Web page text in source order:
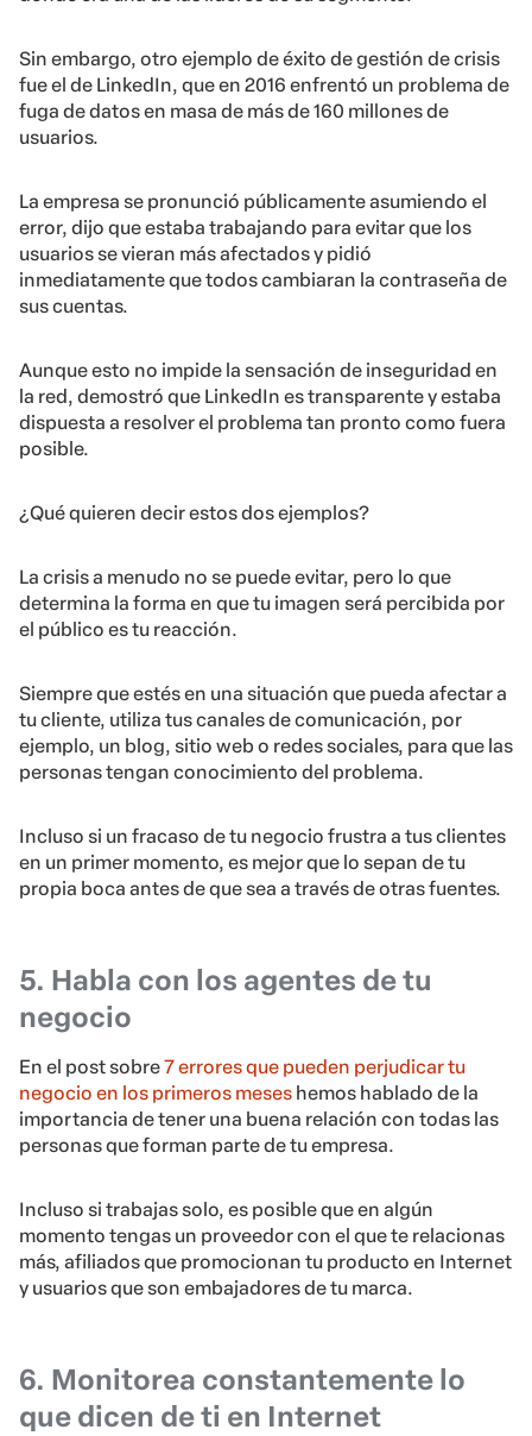
Sin embargo, otro ejemplo de éxito de gestión de crisis
fue el de LinkedIn, que en 2016 enfrentó un problema de
fuga de datos en masa de más de 160 millones de
usuarios.
La empresa se pronunció públicamente asumiendo el
error, dijo que estaba trabajando para evitar que los
usuarios se vieran más afectados y pidió
inmediatamente que todos cambiaran la contraseña de
sus cuentas.
Aunque esto no impide la sensación de inseguridad en
la red, demostró que LinkedIn es transparente y estaba
dispuesta a resolver el problema tan pronto como fuera
posible.
¿Qué quieren decir estos dos ejemplos?
La crisis a menudo no se puede evitar, pero lo que
determina la forma en que tu imagen será percibida por
el público es tu reacción.
Siempre que estés en una situación que pueda afectar a
tu cliente, utiliza tus canales de comunicación, por
ejemplo, un blog, sitio web o redes sociales, para que las
personas tengan conocimiento del problema.
Incluso si un fracaso de tu negocio frustra a tus clientes
en un primer momento, es mejor que lo sepan de tu
propia boca antes de que sea a través de otras fuentes.
5. Habla con los agentes de tu
negocio
En el post sobre7 errores que pueden perjudicar tu
negocio en los primeros meses hemos hablado de la
importancia de tener una buena relación con todas las
personas que forman parte de tu empresa.
Incluso si trabajas solo, es posible que en algún
momento tengas un proveedor con el que te relacionas
más, afiliados que promocionan tu producto en Internet
y usuarios que son embajadores de tu marca.
6. Monitorea constantemente lo
que dicen de ti en Internet